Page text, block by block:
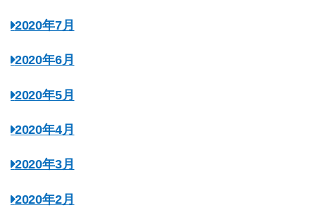
2020年7月
2020年6月
2020年5月
2020年4月
2020年3月
2020年2月